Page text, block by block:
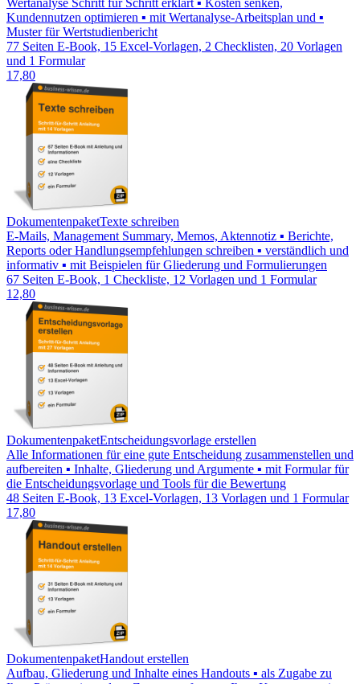
Wertanalyse Schritt für Schritt erklärt ▪ Kosten senken,
Kundennutzen optimieren ▪ mit Wertanalyse-Arbeitsplan und ▪
Muster für Wertstudienbericht
77 Seiten E-Book, 15 Excel-Vorlagen, 2 Checklisten, 20 Vorlagen
und 1 Formular
17,80
DokumentenpaketTexte schreiben
E-Mails, Management ­Summary, Memos, Aktennotiz ▪ Berichte,
Reports oder Handlungsempfehlungen schreiben ▪ verständlich und
informativ ▪ mit Beispielen für Gliederung und Formulierungen
67 Seiten E-Book, 1 Checkliste, 12 Vorlagen und 1 Formular
12,80
DokumentenpaketEntscheidungsvorlage erstellen
Alle Informationen für eine gute Entscheidung zusammenstellen und
aufbereiten ▪ Inhalte, Gliederung und Argumente ▪ mit Formular für
die Entscheidungsvorlage und Tools für die Bewertung
48 Seiten E-Book, 13 Excel-Vorlagen, 13 Vorlagen und 1 Formular
17,80
DokumentenpaketHandout erstellen
Aufbau, Gliederung und Inhalte eines Handouts ▪ als Zugabe zu